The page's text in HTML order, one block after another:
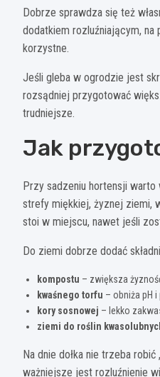
Dobrze sprawdza się też
dodatkiem rozluźniającym, na
korzystne.
Jeśli gleba w ogrodzie jest
rozsądniej przygotować
trudniejsze.
Jak
Przy sadzeniu hortensji warto
strefy miękkiej, żyznej ziemi,
stoi w miejscu, nawet jeśli
Do ziemi dobrze dodać
kompostu – zwiększa
kwaśnego torfu – obniża pH
kory sosnowej – lekko
ziemi do roślin
Na dnie dołka nie trzeba
ważniejsze jest rozluźnienie